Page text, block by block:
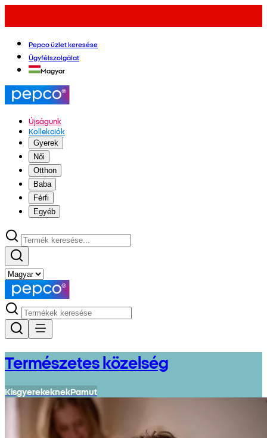
Pepco üzlet keresése
Ügyfélszolgálat
Magyar
Újságunk
Kollekciók
Gyerek
Női
Otthon
Baba
Férfi
Egyéb
Természetes közelség
KisgyerekeknekPamut